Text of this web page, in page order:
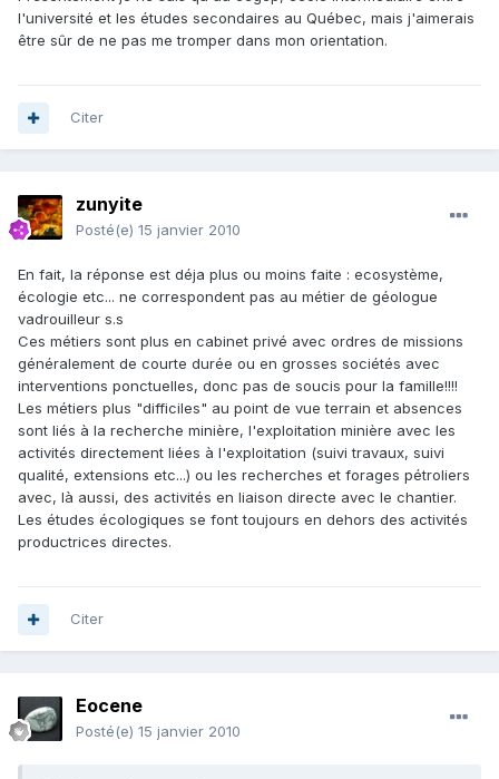
l'université et les études secondaires au Québec, mais j'aimerais
être sûr de ne pas me tromper dans mon orientation.
Citer
zunyite
Posté(e) 15 janvier 2010
En fait, la réponse est déja plus ou moins faite : ecosystème,
écologie etc... ne correspondent pas au métier de géologue
vadrouilleur s.s
Ces métiers sont plus en cabinet privé avec ordres de missions
généralement de courte durée ou en grosses sociétés avec
interventions ponctuelles, donc pas de soucis pour la famille!!!!
Les métiers plus "difficiles" au point de vue terrain et absences
sont liés à la recherche minière, l'exploitation minière avec les
activités directement liées à l'exploitation (suivi travaux, suivi
qualité, extensions etc...) ou les recherches et forages pétroliers
avec, là aussi, des activités en liaison directe avec le chantier.
Les études écologiques se font toujours en dehors des activités
productrices directes.
Citer
Eocene
Posté(e) 15 janvier 2010